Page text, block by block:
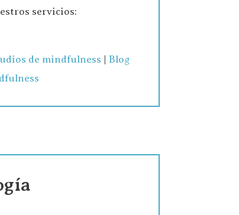
servicios:
de mindfulness | Blog